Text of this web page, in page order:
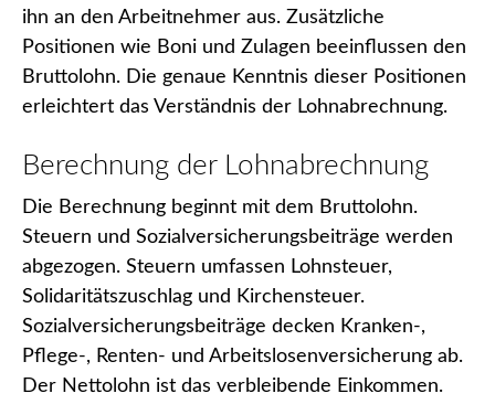
ihn an den Arbeitnehmer aus. Zusätzliche
Positionen wie Boni und Zulagen beeinflussen den
Bruttolohn. Die genaue Kenntnis dieser Positionen
erleichtert das Verständnis der Lohnabrechnung.
Berechnung der Lohnabrechnung
Die Berechnung beginnt mit dem Bruttolohn.
Steuern und Sozialversicherungsbeiträge werden
abgezogen. Steuern umfassen Lohnsteuer,
Solidaritätszuschlag und Kirchensteuer.
Sozialversicherungsbeiträge decken Kranken-,
Pflege-, Renten- und Arbeitslosenversicherung ab.
Der Nettolohn ist das verbleibende Einkommen.